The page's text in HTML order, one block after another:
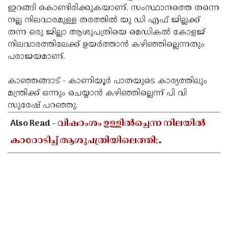
ഇറങ്ങി കൊണ്ടിരിക്കുകയാണ്. സംസ്ഥാനത്തെ തന്നെ
നല്ല നിലവാരമുള്ള തരത്തിൽ യു ഡി എഫ് ജില്ലക്ക്
തന്ന ഒരു ജില്ലാ ആശുപത്രിയെ മെഡികൽ കോളജ്
നിലവാരത്തിലേക്ക് ഉയർത്താൻ കഴിഞ്ഞില്ലെന്നതും
പരാജയമാണ്.
കാഞ്ഞങ്ങാട് - കാണിയൂർ പാതയുടെ കാര്യത്തിലും
മന്ത്രിക്ക് ഒന്നും ചെയ്യാൻ കഴിഞ്ഞില്ലെന്ന് പി വി
സുരേഷ് പറഞ്ഞു.
Also Read -വിഷാംശം ഉള്ളിൽച്ചെന്ന നിലയിൽ
കാറോടിച്ച് ആശുപത്രിയിലെത്തി;